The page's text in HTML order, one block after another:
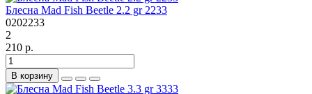
Блесна Mad Fish Beetle 2.2 gr 2233
0202233
2
210 р.
В корзину